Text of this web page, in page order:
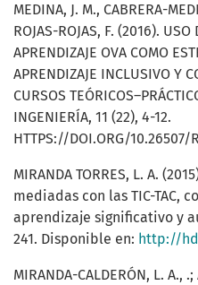
MEDINA, J. M., CABRERA-
ROJAS-ROJAS, F. (2016). USO
APRENDIZAJE OVA COMO
APRENDIZAJE INCLUSIVO Y
CURSOS
INGENIERÍA, 11 (22), 4-12.
HTTPS://DOI.ORG/10.26507/
MIRANDA TORRES, L. A.
mediadas con las TIC-TAC,
aprendizaje significativo y
241. Disponible en: http://
MIRANDA-CALDERÓN, L.